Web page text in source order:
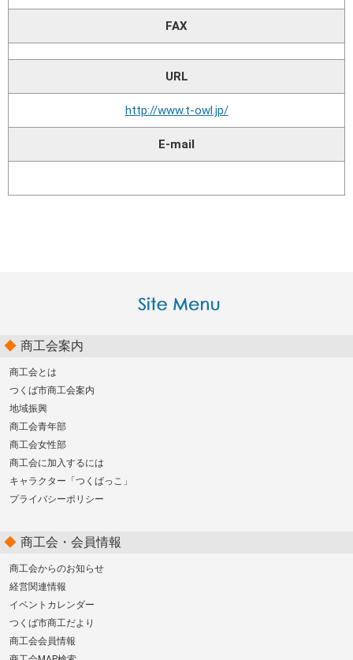
FAX
URL
http://www.t-owl.jp/
E-mail
商工会案内
商工会とは
つくば市商工会案内
地域振興
商工会青年部
商工会女性部
商工会に加入するには
キャラクター「つくばっこ」
プライバシーポリシー
商工会・会員情報
商工会からのお知らせ
経営関連情報
イベントカレンダー
つくば市商工だより
商工会会員情報